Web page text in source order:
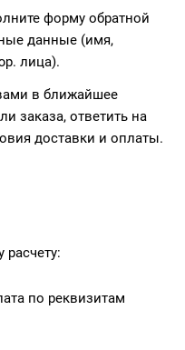
форму обратной
данные (имя,
лица).
в ближайшее
заказа, ответить на
доставки и оплаты.
по реквизитам